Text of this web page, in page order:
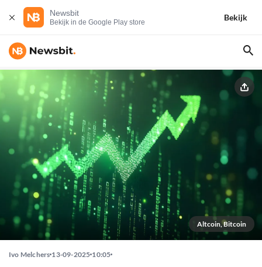
Newsbit
Bekijk in de Google Play store
Bekijk
Altcoin, Bitcoin
Ivo Melchers 13-09-2025 10:05